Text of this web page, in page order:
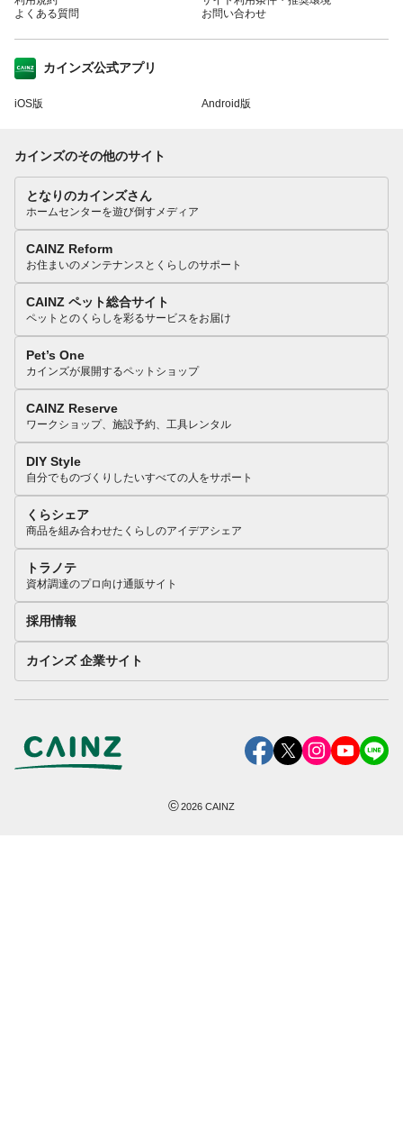
よくある質問
お問い合わせ
カインズ公式アプリ
iOS版 Android版
カインズのその他のサイト
となりのカインズさん
ホームセンターを遊び倒すメディア
CAINZ Reform
お住まいのメンテナンスとくらしのサポート
CAINZ ペット総合サイト
ペットとのくらしを彩るサービスをお届け
Pet’s One
カインズが展開するペットショップ
CAINZ Reserve
ワークショップ、施設予約、工具レンタル
DIY Style
自分でものづくりしたいすべての人をサポート
くらシェア
商品を組み合わせたくらしのアイデアシェア
トラノテ
資材調達のプロ向け通販サイト
採用情報
カインズ 企業サイト
©2026 CAINZ